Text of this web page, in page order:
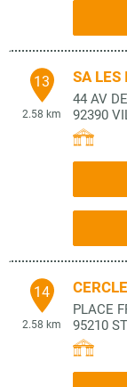
13
2.58 km
SA LES
44 AV
92390
14
2.58 km
PLACE
95210